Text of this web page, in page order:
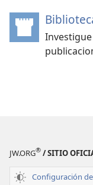
JW.ORG® / SITIO
Configuración